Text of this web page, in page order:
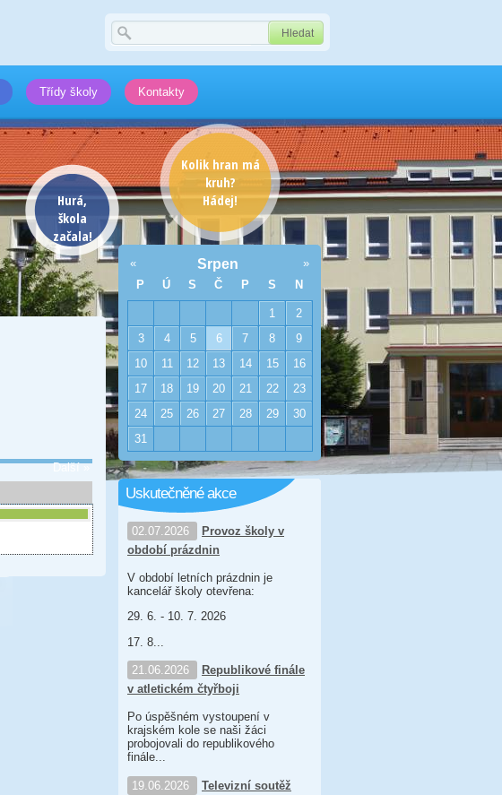
Třídy školy Kontakty
Hurá,
škola
začala!
Kolik hran má
kruh?
Hádej!
Další »
« Srpen
»
P
Ú S Č P S N
1
2
3
4 5 6 7 8
9
10
11 12 13 14 15
16
17
18 19 20 21 22
23
24
25 26 27 28 29
30
31
Uskutečněné akce
02.07.2026
Provoz školy v
období prázdnin
V období letních prázdnin je
kancelář školy otevřena:
29. 6. - 10. 7. 2026
17. 8...
21.06.2026
Republikové finále
v atletickém čtyřboji
Po úspěšném vystoupení v
krajském kole se naši žáci
probojovali do republikového
finále...
19.06.2026
Televizní soutěž